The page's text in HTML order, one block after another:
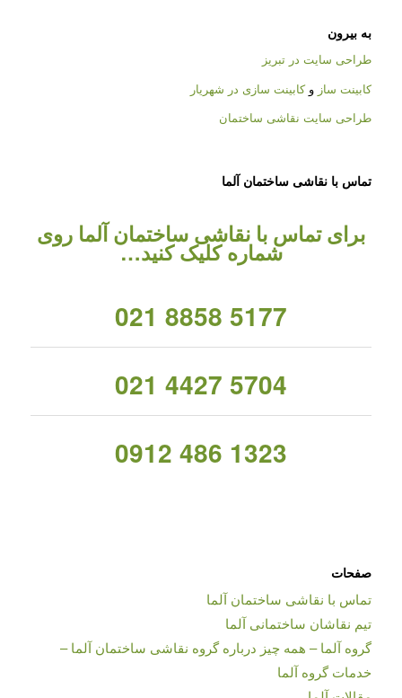
به بیرون
طراحی سایت در تبریز
کابینت ساز وکابینت سازی در شهریار
طراحی سایت نقاشی ساختمان
تماس با نقاشی ساختمان آلما
برای تماس با نقاشی ساختمان آلما روی
شماره کلیک کنید…
021 8858 5177
021 4427 5704
0912 486 1323
صفحات
تماس با نقاشی ساختمان آلما
تیم نقاشان ساختمانی آلما
گروه آلما – همه چیز درباره گروه نقاشی ساختمان آلما –
خدمات گروه آلما